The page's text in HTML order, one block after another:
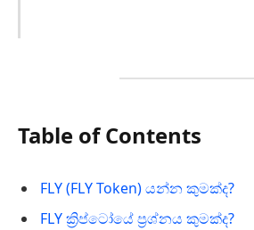
Table of Contents
FLY (FLY Token) යන්න කුමක්ද?
FLY ක්‍රිප්ටෝයේ ප්‍රශ්නය කුමක්ද?